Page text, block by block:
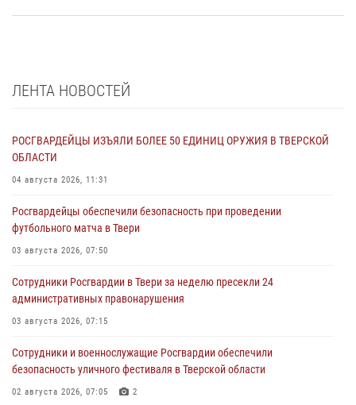
ЛЕНТА НОВОСТЕЙ
РОСГВАРДЕЙЦЫ ИЗЪЯЛИ БОЛЕЕ 50 ЕДИНИЦ ОРУЖИЯ В ТВЕРСКОЙ
ОБЛАСТИ
04 августа 2026, 11:31
Росгвардейцы обеспечили безопасность при проведении
футбольного матча в Твери
03 августа 2026, 07:50
Сотрудники Росгвардии в Твери за неделю пресекли 24
административных правонарушения
03 августа 2026, 07:15
Сотрудники и военнослужащие Росгвардии обеспечили
безопасность уличного фестиваля в Тверской области
02 августа 2026, 07:05 2